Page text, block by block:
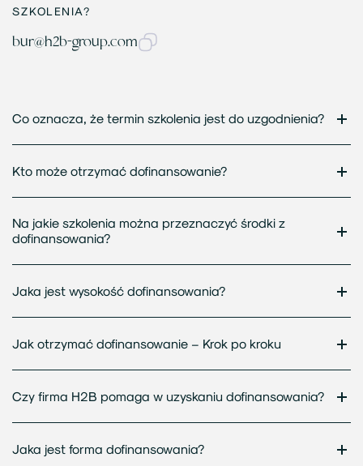
SZKOLENIA?
bur@h2b-group.com
Co oznacza, że termin szkolenia jest do uzgodnienia?
Kto może otrzymać dofinansowanie?
Na jakie szkolenia można przeznaczyć środki z
dofinansowania?
Jaka jest wysokość dofinansowania?
Jak otrzymać dofinansowanie – Krok po kroku
Czy firma H2B pomaga w uzyskaniu dofinansowania?
Jaka jest forma dofinansowania?